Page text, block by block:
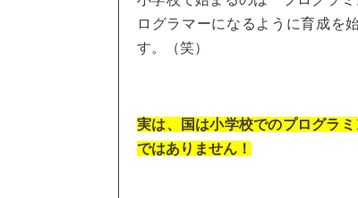
ログラマーになるように育成を
す。（笑）
実は、国は小学校でのプログラ
ではありません！